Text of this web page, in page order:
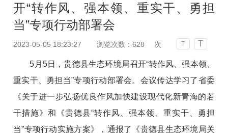
开“转作风、强本领、重实干、勇担
当”专项行动部署会
2023-05-05 18:23:27 浏览次数：628 次 T T
5月5日，贵德县生态环境局召开“转作风、强本领、
重实干、勇担当”专项行动部署会。会议传达学习了省委
《关于进一步弘扬优良作风加快建设现代化新青海的若
干措施》和《贵德县“转作风、强本领、重实干、勇担
当”专项行动实施方案》，通报了《贵德县生态环境局关